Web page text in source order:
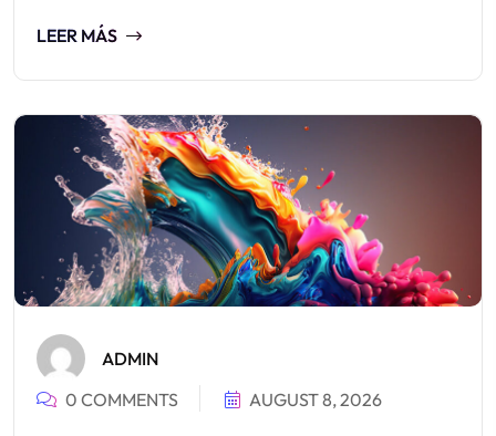
LEER MÁS
ADMIN
0 COMMENTS
AUGUST 8, 2026